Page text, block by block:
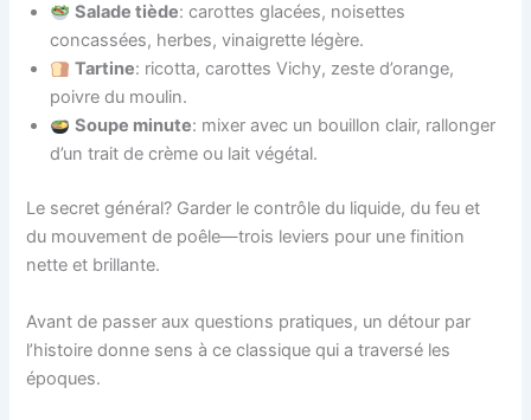
Salade tiède: carottes glacées, noisettes
concassées, herbes, vinaigrette légère.
Tartine: ricotta, carottes Vichy, zeste d’orange,
poivre du moulin.
Soupe minute: mixer avec un bouillon clair, rallonger
d’un trait de crème ou lait végétal.
Le secret général? Garder le contrôle du liquide, du feu et
du mouvement de poêle—trois leviers pour une finition
nette et brillante.
Avant de passer aux questions pratiques, un détour par
l’histoire donne sens à ce classique qui a traversé les
époques.